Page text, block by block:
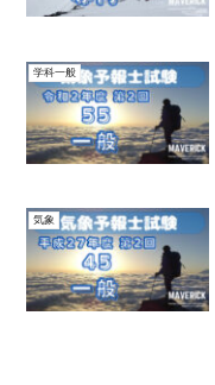
学科一般
気象